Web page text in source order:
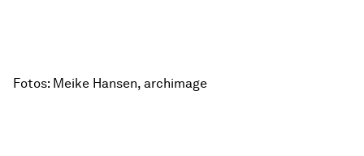
Fotos: Meike Hansen, archimage